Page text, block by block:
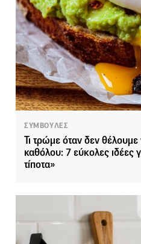
ΣΥΜΒΟΥΛΕΣ
Τι τρώμε όταν δεν
καθόλου: 7 εύκολες ιδέες
τίποτα»